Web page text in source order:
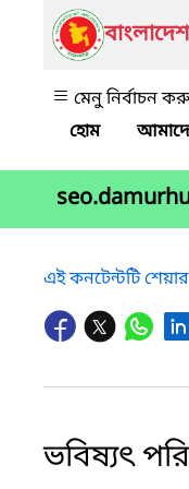
মেনু নির্বাচন
এই কনটেন্টটি
ভবিষ্যৎ